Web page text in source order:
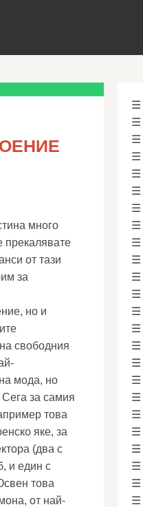
много
прекалявате
от тази
за
но и
свободния
мода, но
за самия
това
яке, за
(два с
и един с
това
от най-
☰
☰
☰
☰
☰
☰
☰
☰
☰
☰
☰
☰
☰
☰
☰
☰
☰
☰
☰
☰
☰
☰
☰
☰